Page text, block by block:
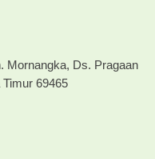
Mornangka, Ds. Pragaan
69465